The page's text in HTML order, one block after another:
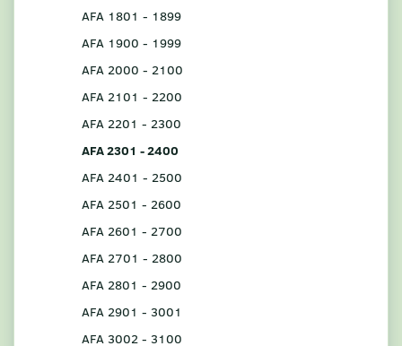
AFA 1801 - 1899
AFA 1900 - 1999
AFA 2000 - 2100
AFA 2101 - 2200
AFA 2201 - 2300
AFA 2301 - 2400
AFA 2401 - 2500
AFA 2501 - 2600
AFA 2601 - 2700
AFA 2701 - 2800
AFA 2801 - 2900
AFA 2901 - 3001
AFA 3002 - 3100